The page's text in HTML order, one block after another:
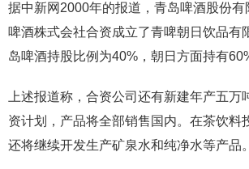
据中新网2000年的报道，青岛啤酒股份有
啤酒株式会社合资成立了青啤朝日饮品有
岛啤酒持股比例为40%，朝日方面持有
上述报道称，合资公司还有新建年产五万
资计划，产品将全部销售国内。在茶饮料
还将继续开发生产矿泉水和纯净水等产品。